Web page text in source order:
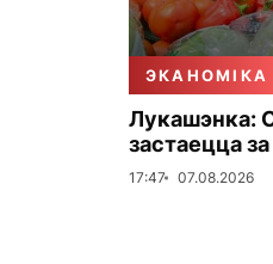
ЭКАНОМІКА
Лукашэнка:
застаецца
17:47 07.08.2026